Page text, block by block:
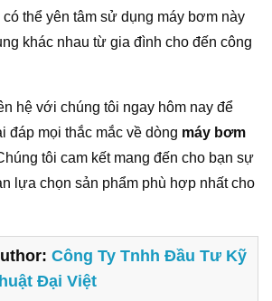
có thể yên tâm sử dụng máy bơm này
khác nhau từ gia đình cho đến công
hệ với chúng tôi ngay hôm nay để
đáp mọi thắc mắc về dòng máy bơm
tôi cam kết mang đến cho bạn sự
lựa chọn sản phẩm phù hợp nhất cho
Công Ty Tnhh Đầu Tư Kỹ
Đại Việt